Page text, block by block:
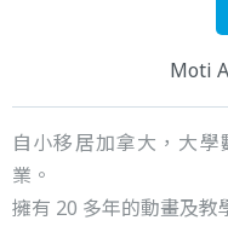
Moti
自小移居加拿大，大
業。
擁有 20 多年的動畫及教